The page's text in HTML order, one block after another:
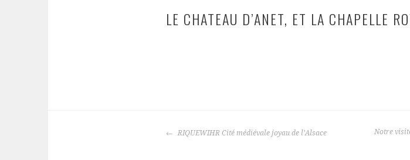
LE CHATEAU D’ANET, ET LA CHAPELLE
NAVIGATION
RIQUEWIHR Cité médiévale joyau de l’Alsace
Notre